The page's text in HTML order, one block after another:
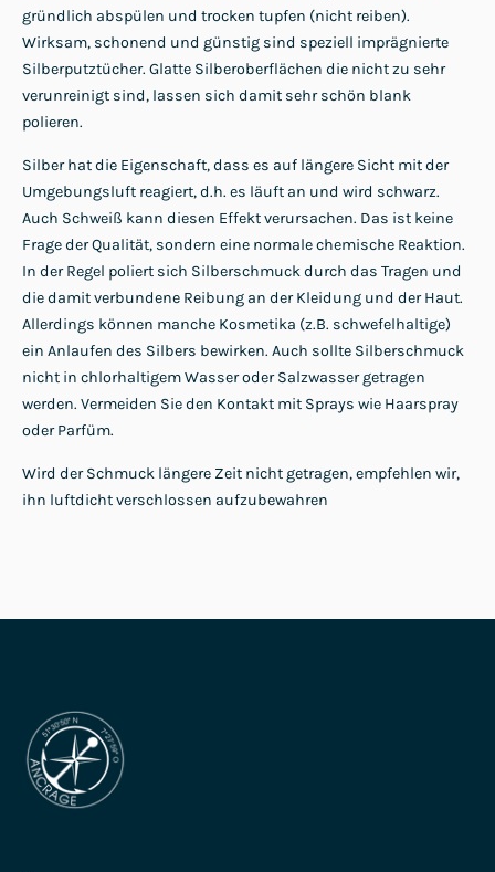
gründlich abspülen und trocken tupfen (nicht reiben).
Wirksam, schonend und günstig sind speziell imprägnierte
Silberputztücher. Glatte Silberoberflächen die nicht zu sehr
verunreinigt sind, lassen sich damit sehr schön blank
polieren.
Silber hat die Eigenschaft, dass es auf längere Sicht mit der
Umgebungsluft reagiert, d.h. es läuft an und wird schwarz.
Auch Schweiß kann diesen Effekt verursachen. Das ist keine
Frage der Qualität, sondern eine normale chemische Reaktion.
In der Regel poliert sich Silberschmuck durch das Tragen und
die damit verbundene Reibung an der Kleidung und der Haut.
Allerdings können manche Kosmetika (z.B. schwefelhaltige)
ein Anlaufen des Silbers bewirken. Auch sollte Silberschmuck
nicht in chlorhaltigem Wasser oder Salzwasser getragen
werden. Vermeiden Sie den Kontakt mit Sprays wie Haarspray
oder Parfüm.
Wird der Schmuck längere Zeit nicht getragen, empfehlen wir,
ihn luftdicht verschlossen aufzubewahren